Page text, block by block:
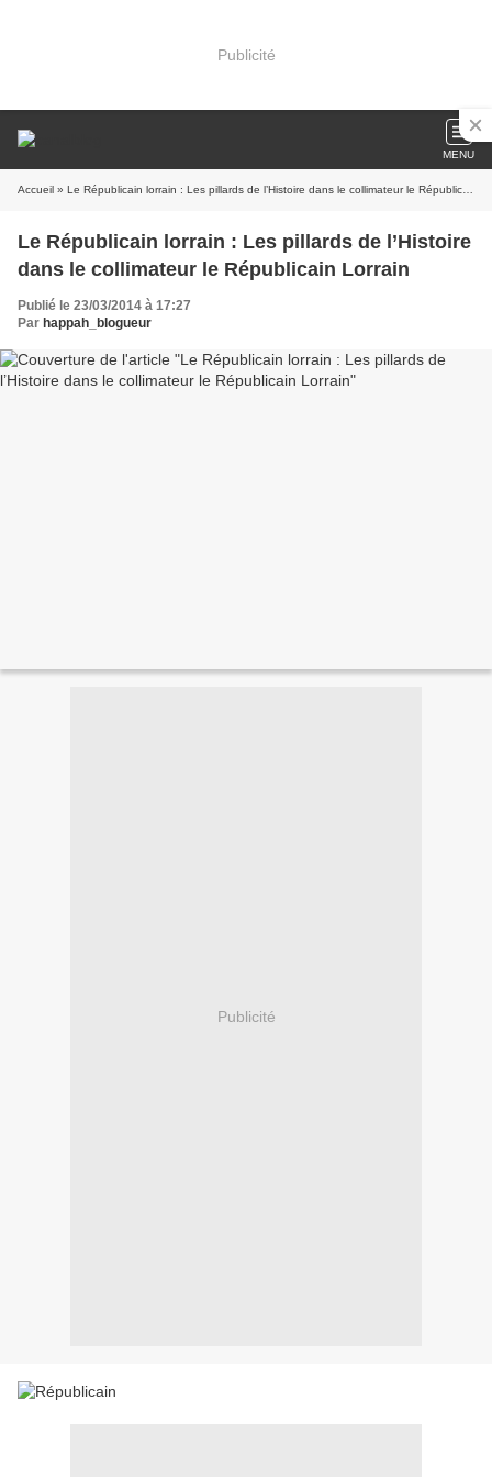
Publicité
MENU
Accueil » Le Républicain lorrain : Les pillards de l’Histoire dans le collimateur le Républicain Lorrain
Le Républicain lorrain : Les pillards de l’Histoire
dans le collimateur le Républicain Lorrain
Publié le 23/03/2014 à 17:27
Par happah_blogueur
Publicité